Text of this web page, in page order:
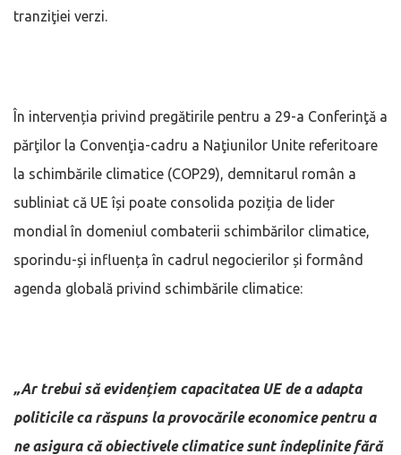
tranziţiei verzi.
În intervenția privind pregătirile pentru a 29-a Conferinţă a
părţilor la Convenţia-cadru a Naţiunilor Unite referitoare
la schimbările climatice (COP29), demnitarul român a
subliniat că UE își poate consolida poziția de lider
mondial în domeniul combaterii schimbărilor climatice,
sporindu-și influența în cadrul negocierilor și formând
agenda globală privind schimbările climatice:
„Ar trebui să evidențiem capacitatea UE de a adapta
politicile ca răspuns la provocările economice pentru a
ne asigura că obiectivele climatice sunt îndeplinite fără